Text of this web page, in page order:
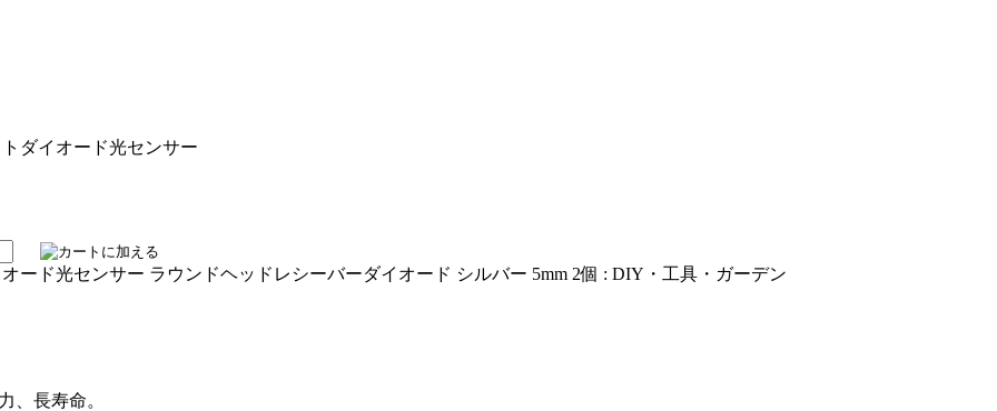
ダイオード光センサー
ード光センサー ラウンドヘッドレシーバーダイオード シルバー 5mm 2個 : DIY・工具・ガーデン
、長寿命。